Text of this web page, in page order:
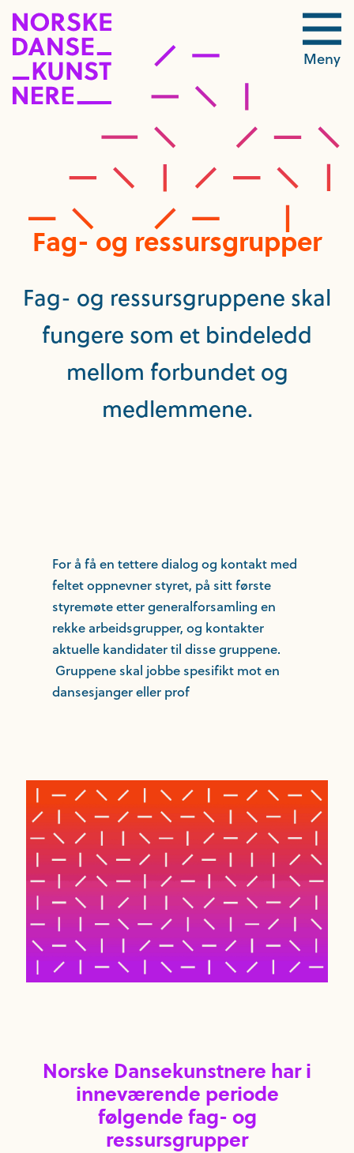
Meny
Fag- og ressursgrupper
Fag- og ressursgruppene skal
fungere som et bindeledd
mellom forbundet og
medlemmene.
For å få en tettere dialog og kontakt med
feltet oppnevner styret, på sitt første
styremøte etter generalforsamling en
rekke arbeidsgrupper, og kontakter
aktuelle kandidater til disse gruppene.
Gruppene skal jobbe spesifikt mot en
dansesjanger eller prof
Norske Dansekunstnere har i
inneværende periode
følgende fag- og
ressursgrupper